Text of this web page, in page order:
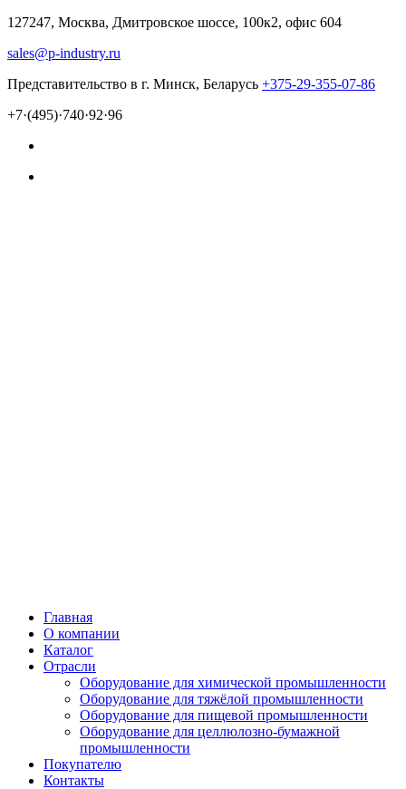
127247, Москва, Дмитровское шоссе, 100к2, офис 604
sales@p-industry.ru
Представительство в г. Минск, Беларусь +375-29-355-07-86
+7·(495)·740·92·96
Главная
О компании
Каталог
Отрасли
Оборудование для химической промышленности
Оборудование для тяжёлой промышленности
Оборудование для пищевой промышленности
Оборудование для целлюлозно-бумажной
промышленности
Покупателю
Контакты